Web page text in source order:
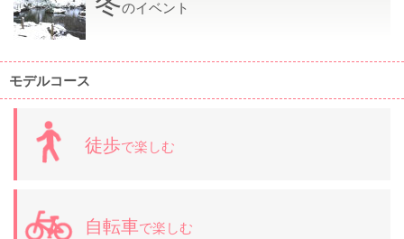
のイベント
モデルコース
徒歩で楽しむ
自転車で楽しむ